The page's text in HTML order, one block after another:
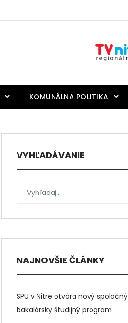
KOMUNÁLNA POLITIKA
VYHĽADÁVANIE
NAJNOVŠIE ČLÁNKY
SPU v Nitre otvára nový spoločný
bakalársky študijný program